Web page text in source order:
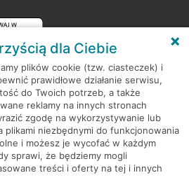
dla Ciebie
plików cookie (tzw. ciasteczek) i
prawidłowe działanie serwisu,
do Twoich potrzeb, a także
reklamy na innych stronach
zgodę na wykorzystywanie lub
plikami niezbędnymi do funkcjonowania
i możesz je wycofać w każdym
sprawi, że będziemy mogli
treści i oferty na tej i innych